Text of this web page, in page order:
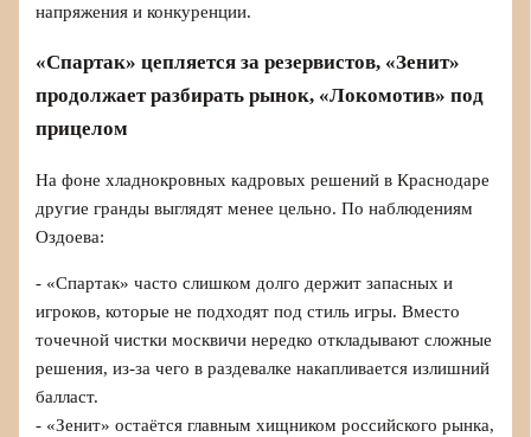
напряжения и конкуренции.
«Спартак» цепляется за резервистов, «Зенит»
продолжает разбирать рынок, «Локомотив» под
прицелом
На фоне хладнокровных кадровых решений в Краснодаре
другие гранды выглядят менее цельно. По наблюдениям
Оздоева:
- «Спартак» часто слишком долго держит запасных и
игроков, которые не подходят под стиль игры. Вместо
точечной чистки москвичи нередко откладывают сложные
решения, из-за чего в раздевалке накапливается излишний
балласт.
- «Зенит» остаётся главным хищником российского рынка,